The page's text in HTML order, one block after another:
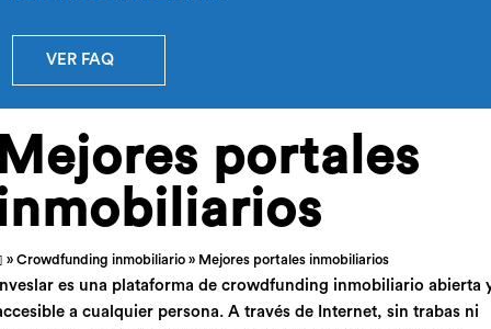
VER FAQ
portales
» Crowdfunding inmobiliario » Mejores portales inmobiliarios
es una plataforma de crowdfunding inmobiliario abierta
a cualquier persona. A través de Internet, sin trabas ni